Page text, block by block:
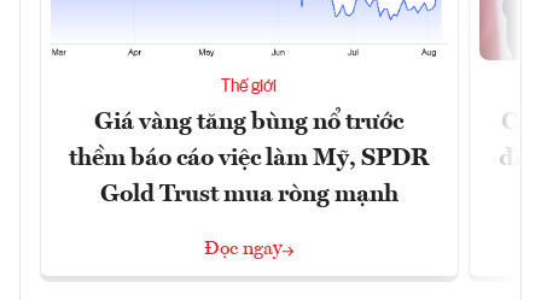
Thế giới
Giá vàng tăng bùng nổ trước
thềm báo cáo việc làm Mỹ, SPDR
Gold Trust mua ròng mạnh
Đọc ngay
đã